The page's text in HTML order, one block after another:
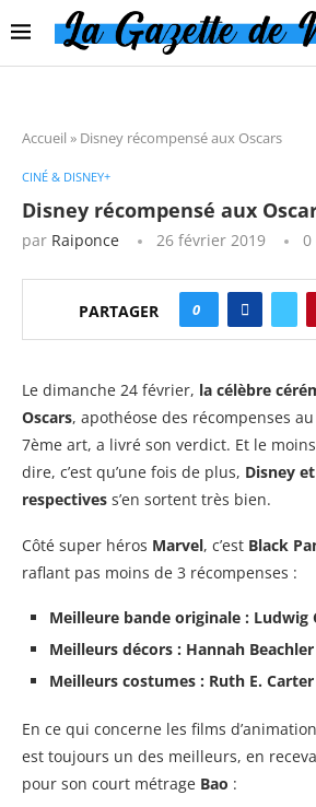
Accueil » Disney récompensé aux Oscars
CINÉ & DISNEY+
Disney récompensé aux
par Raiponce 26 février 2019 0
PARTAGER 0
Le dimanche 24 février, la célèbre
Oscars, apothéose des récompenses
7ème art, a livré son verdict. Et le
dire, c’est qu’une fois de plus, Disney
respectives s’en sortent très bien.
Côté super héros Marvel, c’est Black
raflant pas moins de 3 récompenses :
Meilleure bande originale : Ludwig
Meilleurs décors : Hannah
Meilleurs costumes : Ruth E. Carter
En ce qui concerne les films
est toujours un des meilleurs, en
pour son court métrage Bao :